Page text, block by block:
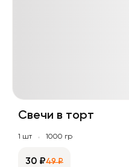
Свечи в торт
1 шт 1000 гр
49 ₽
30 ₽